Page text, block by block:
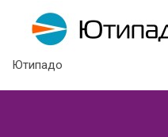
Ютипадо